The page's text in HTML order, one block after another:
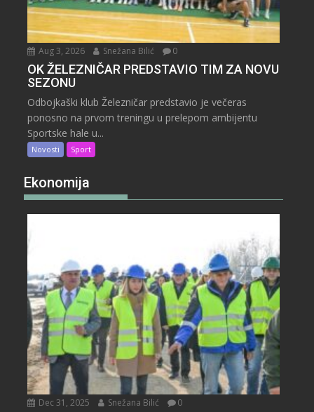
Aug 3, 2026 Snežana Bilić 0
OK ŽELEZNIČAR PREDSTAVIO TIM ZA NOVU
SEZONU
Odbojkaški klub Železničar predstavio je večeras
ponosno na prvom treningu u prelepom ambijentu
Sportske hale u...
Novosti Sport
Ekonomija
Dec 31, 2025 Snežana Bilić 0